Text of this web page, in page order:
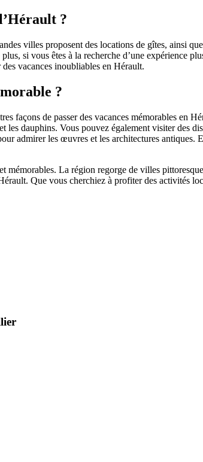
?
villes proposent des locations de gîtes, ainsi
si vous êtes à la recherche d’une expérience
vacances inoubliables en Hérault.
?
façons de passer des vacances mémorables en
dauphins. Vous pouvez également visiter des
admirer les œuvres et les architectures antiques.
La région regorge de villes
Que vous cherchiez à profiter des activités